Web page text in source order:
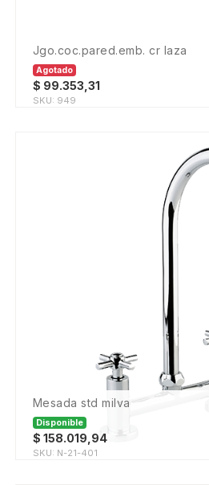
jgo.coc.pared.emb. cr laza
Agotado
$ 99.353,31
SKU: 949
mesada std milva
Disponible
$ 158.019,94
SKU: N-21-401